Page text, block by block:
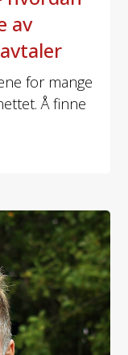
av
for mange
Å finne